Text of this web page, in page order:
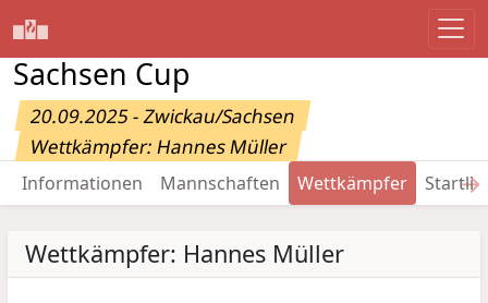
Sachsen Cup
20.09.2025 - Zwickau/Sachsen
Wettkämpfer: Hannes Müller
Informationen Mannschaften Wettkämpfer →
Wettkämpfer: Hannes Müller